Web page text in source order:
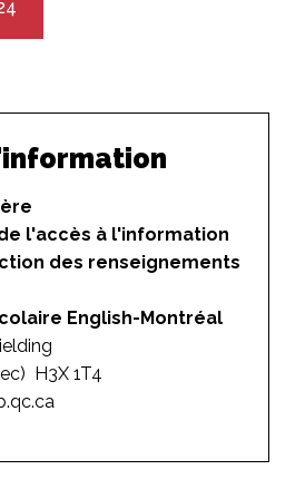
l'accès à l'information
des renseignements
English-Montréal
H3X 1T4